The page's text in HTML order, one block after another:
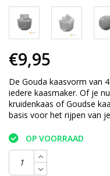
€9,95
De Gouda kaasvorm van
iedere kaasmaker. Of je
kruidenkaas of Goudse
basis voor het rijpen van
OP VOORRAAD